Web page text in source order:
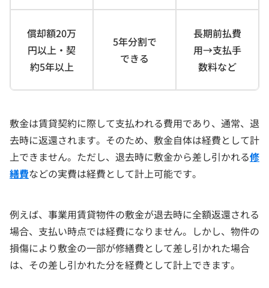
償却額20万
円以上・契
約5年以上
5年分割で
できる
長期前払費
用→支払手
数料など
敷金は賃貸契約に際して支払われる費用であり、通常、退
去時に返還されます。そのため、敷金自体は経費として計
上できません。ただし、退去時に敷金から差し引かれる修
繕費などの実費は経費として計上可能です。
例えば、事業用賃貸物件の敷金が退去時に全額返還される
場合、支払い時点では経費になりません。しかし、物件の
損傷により敷金の一部が修繕費として差し引かれた場合
は、その差し引かれた分を経費として計上できます。